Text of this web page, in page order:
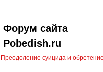
Форум сайта
Pobedish.ru
Преодоление суицида и